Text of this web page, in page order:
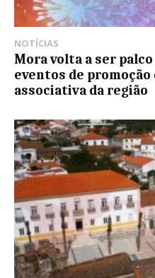
NOTÍCIAS
Mora volta a ser
eventos de
associativa da região